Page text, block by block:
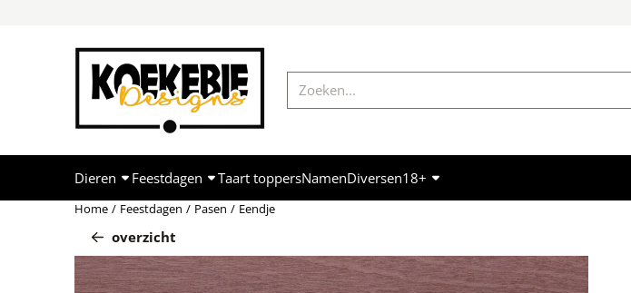
Zoeken
Dieren Feestdagen Taart toppersNamenDiversen18+
Home / Feestdagen / Pasen / Eendje
overzicht